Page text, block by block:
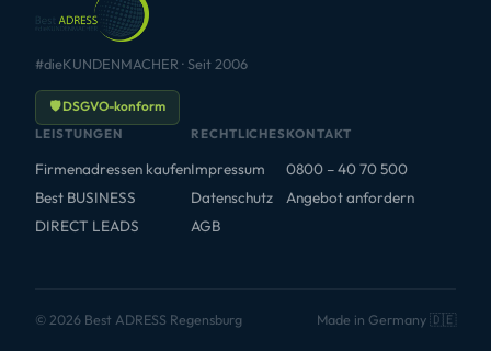
#dieKUNDENMACHER · Seit 2006
🛡 DSGVO-konform
LEISTUNGEN
Firmenadressen kaufen
Best BUSINESS
DIRECT LEADS
RECHTLICHES
Impressum
Datenschutz
AGB
KONTAKT
0800 – 40 70 500
Angebot anfordern
© 2026 Best ADRESS Regensburg Made in Germany 🇩🇪